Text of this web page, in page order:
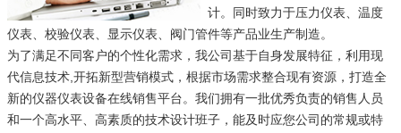
计。同时致力于压力仪表、温度
仪表、校验仪表、显示仪表、阀门管件等产品业生产制造。
为了满足不同客户的个性化需求，我公司基于自身发展特征，利用现
代信息技术,开拓新型营销模式，根据市场需求整合现有资源，打造全
新的仪器仪表设备在线销售平台。我们拥有一批优秀负责的销售人员
和一个高水平、高素质的技术设计班子，能及时应您公司的常规或特